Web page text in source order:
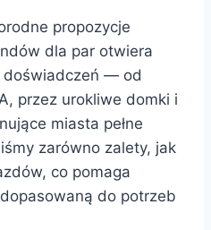
propozycje
dla par otwiera
— od
przez urokliwe domki i
miasta pełne
zarówno zalety, jak
co pomaga
do potrzeb